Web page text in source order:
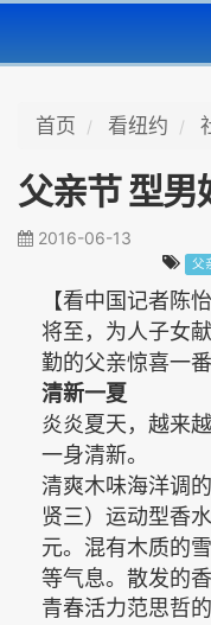
首页 看纽约
父亲节 型男
2016-06-13
父
【看中国记者陈
将至，为人子女
勤的父亲惊喜一番
清新一夏
炎炎夏天，越来
一身清新。
清爽木味海洋调的
贤三）运动型香
元。混有木质的
等气息。散发的
青春活力范思哲